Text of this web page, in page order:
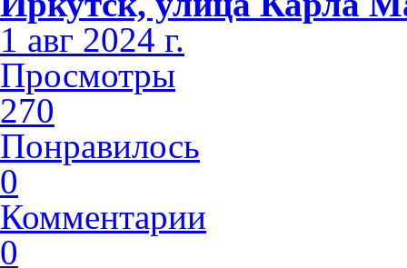
1 авг 2024 г.
Просмотры
270
Понравилось
0
Комментарии
0